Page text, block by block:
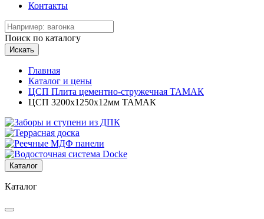
Контакты
Поиск по каталогу
Искать
Главная
Каталог и цены
ЦСП Плита цементно-стружечная ТАМАК
ЦСП 3200х1250х12мм ТАМАК
Каталог
Каталог